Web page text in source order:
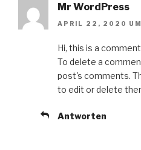
Mr WordPress
APRIL 22, 2020
Hi, this is a
To delete a
post's comments.
to edit or delete
Antworten